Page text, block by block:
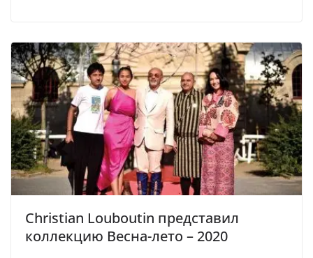
Christian Louboutin представил
коллекцию Весна-лето – 2020